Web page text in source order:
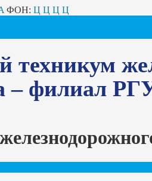
ФОН: Ц Ц Ц Ц
техникум
– филиал